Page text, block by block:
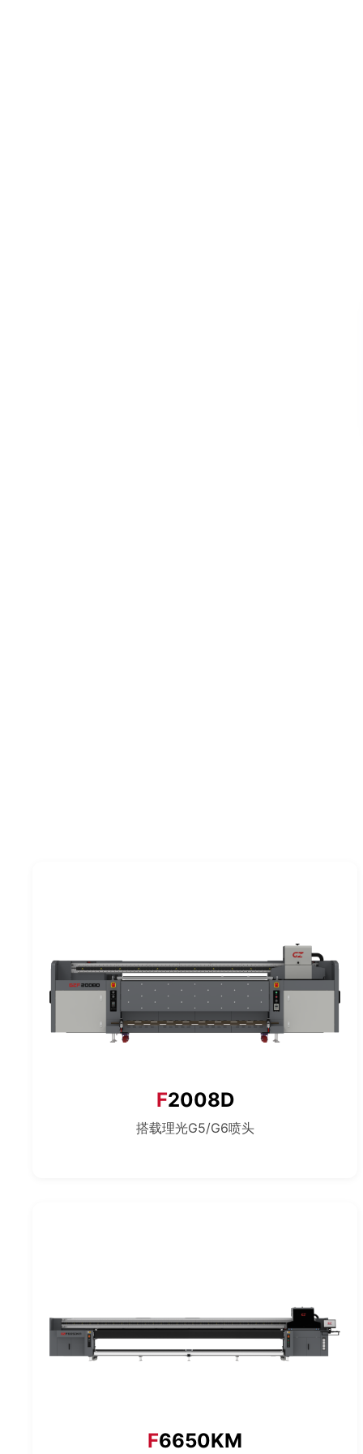
F2008D
搭载理光G5/G6喷头
F6650KM